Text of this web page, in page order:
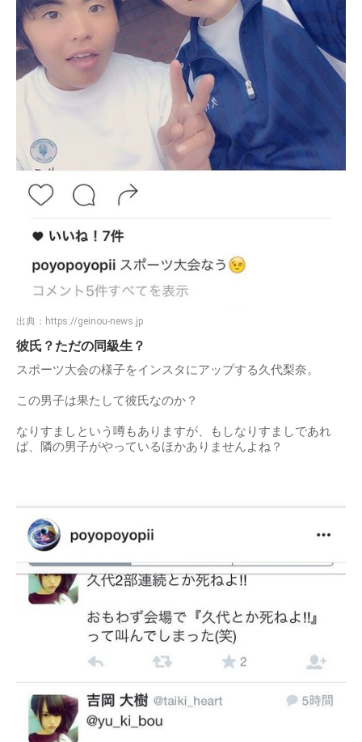
出典： https://geinou-news.jp
彼氏？ただの同級生？
スポーツ大会の様子をインスタにアップする久代梨奈。
この男子は果たして彼氏なのか？
なりすましという噂もありますが、もしなりすましであれ
ば、隣の男子がやっているほかありませんよね？